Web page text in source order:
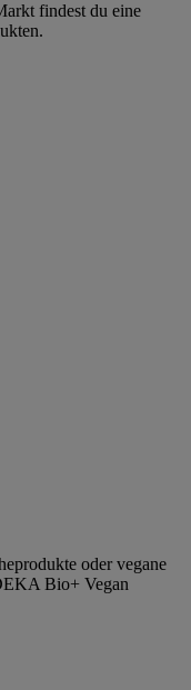
findest du eine
oder vegane
Bio+ Vegan